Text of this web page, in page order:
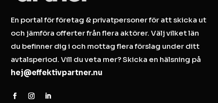
En portal för företag & privatpersoner för att skicka ut
och jämföra offerter från flera aktörer. Välj vilket län
du befinner dig i och mottag flera förslag under ditt
avtalsperiod. Vill du veta mer? Skicka en hälsning på
hej@effektivpartner.nu